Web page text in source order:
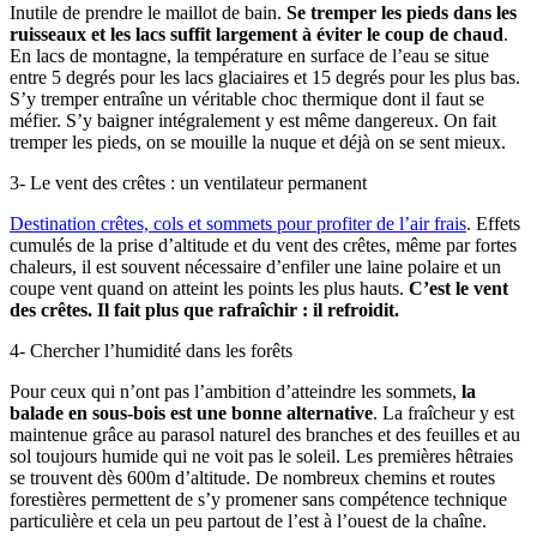
Inutile de prendre le maillot de bain. Se tremper les pieds dans les
ruisseaux et les lacs suffit largement à éviter le coup de chaud.
En lacs de montagne, la température en surface de l’eau se situe
entre 5 degrés pour les lacs glaciaires et 15 degrés pour les plus bas.
S’y tremper entraîne un véritable choc thermique dont il faut se
méfier. S’y baigner intégralement y est même dangereux. On fait
tremper les pieds, on se mouille la nuque et déjà on se sent mieux.
3- Le vent des crêtes : un ventilateur permanent
Destination crêtes, cols et sommets pour profiter de l’air frais. Effets
cumulés de la prise d’altitude et du vent des crêtes, même par fortes
chaleurs, il est souvent nécessaire d’enfiler une laine polaire et un
coupe vent quand on atteint les points les plus hauts. C’est le vent
des crêtes. Il fait plus que rafraîchir : il refroidit.
4- Chercher l’humidité dans les forêts
Pour ceux qui n’ont pas l’ambition d’atteindre les sommets, la
balade en sous-bois est une bonne alternative. La fraîcheur y est
maintenue grâce au parasol naturel des branches et des feuilles et au
sol toujours humide qui ne voit pas le soleil. Les premières hêtraies
se trouvent dès 600m d’altitude. De nombreux chemins et routes
forestières permettent de s’y promener sans compétence technique
particulière et cela un peu partout de l’est à l’ouest de la chaîne.